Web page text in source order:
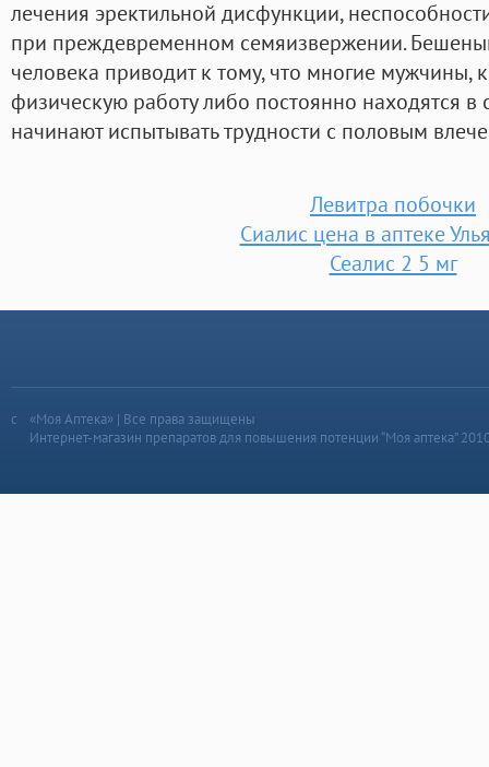
лечения эректильной дисфункции,
при преждевременном семяизвержении.
человека приводит к тому, что многие
физическую работу либо постоянно находятся в
начинают испытывать трудности с половым
Левитра побочки
Сиалис цена в аптеке
Сеалис 2 5 мг
«Моя Аптека» | Все права защищены
Интернет-магазин препаратов для повышения потенции “Моя аптека”